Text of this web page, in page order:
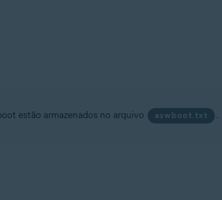
estão armazenados no arquivo aswboot.txt .